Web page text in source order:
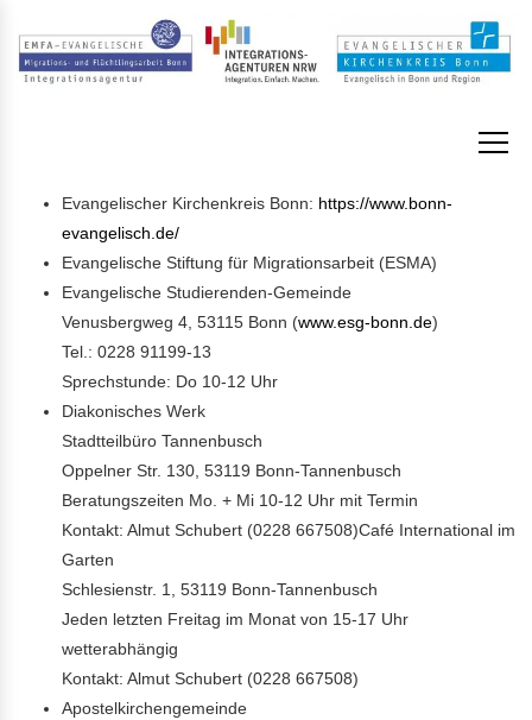
Evangelischer Kirchenkreis Bonn: https://www.bonn-
evangelisch.de/
Evangelische Stiftung für Migrationsarbeit (ESMA)
Evangelische Studierenden-Gemeinde
Venusbergweg 4, 53115 Bonn (www.esg-bonn.de)
Tel.: 0228 91199-13
Sprechstunde: Do 10-12 Uhr
Diakonisches Werk
Stadtteilbüro Tannenbusch
Oppelner Str. 130, 53119 Bonn-Tannenbusch
Beratungszeiten Mo. + Mi 10-12 Uhr mit Termin
Kontakt: Almut Schubert (0228 667508)Café International im
Garten
Schlesienstr. 1, 53119 Bonn-Tannenbusch
Jeden letzten Freitag im Monat von 15-17 Uhr
wetterabhängig
Kontakt: Almut Schubert (0228 667508)
Apostelkirchengemeinde